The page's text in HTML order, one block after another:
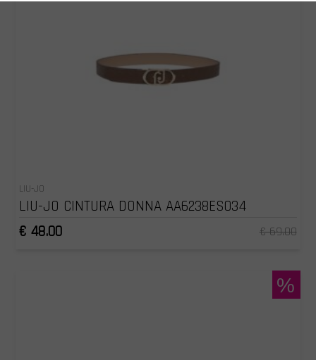
LIU-JO
LIU-JO CINTURA DONNA AA6238ES034
€ 48.00
€ 69.00
%